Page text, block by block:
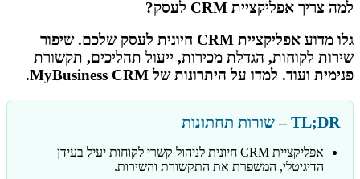
למה צריך אפליקציית CRM לעסק?
גלו מדוע אפליקציית CRM חיונית לעסק שלכם. שיפור
שירות לקוחות, הגדלת מכירות, ייעול תהליכים, תקשורת
פנימית ועוד. למדו על היתרונות של MyBusiness CRM.
TL;DR – שורות תחתונות
אפליקציית CRM חיונית לניהול קשרי לקוחות יעיל בעידן
הדיגיטלי, המשפרת את התקשורת והשירות.